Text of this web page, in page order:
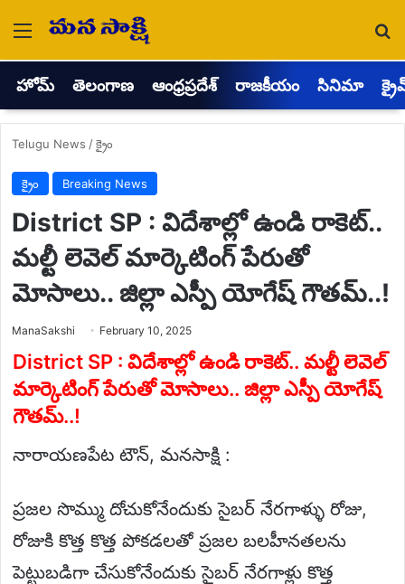
Menu
హోమ్ తెలంగాణ ఆంధ్రప్రదేశ్ రాజకీయం సినిమా
Telugu News /క్రైం
క్రైం Breaking News
District SP : విదేశాల్లో ఉండి రాకెట్..
మల్టీ లెవెల్ మార్కెటింగ్ పేరుతో
మోసాలు.. జిల్లా ఎస్పీ యోగేష్ గౌతమ్..!
ManaSakshi Send
email
February 10, 2025
District SP : విదేశాల్లో ఉండి రాకెట్.. మల్టీ లెవెల్
మార్కెటింగ్ పేరుతో మోసాలు.. జిల్లా ఎస్పీ యోగేష్
గౌతమ్..!
నారాయణపేట టౌన్, మనసాక్షి :
ప్రజల సొమ్ము దోచుకోనేందుకు సైబర్‌ నేరగాళ్ళు రోజు,
రోజుకి కొత్త కొత్త పోకడలతో ప్రజల బలహీనతలను
పెట్టుబడిగా చేసుకోనేందుకు సైబర్‌ నేరగాళ్లు కొత్త